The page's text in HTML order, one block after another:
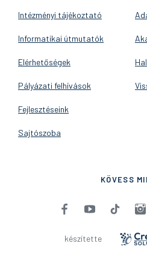
Intézményi tájékoztató
Informatikai útmutatók
Elérhetőségek
Pályázati felhívások
Fejlesztéseink
Sajtószoba
KÖVESS
készítette